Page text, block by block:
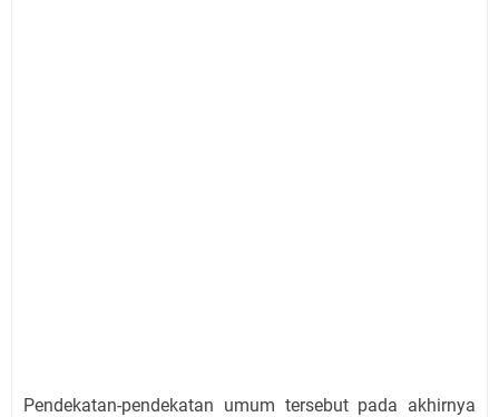
Pendekatan-pendekatan umum tersebut pada akhirnya